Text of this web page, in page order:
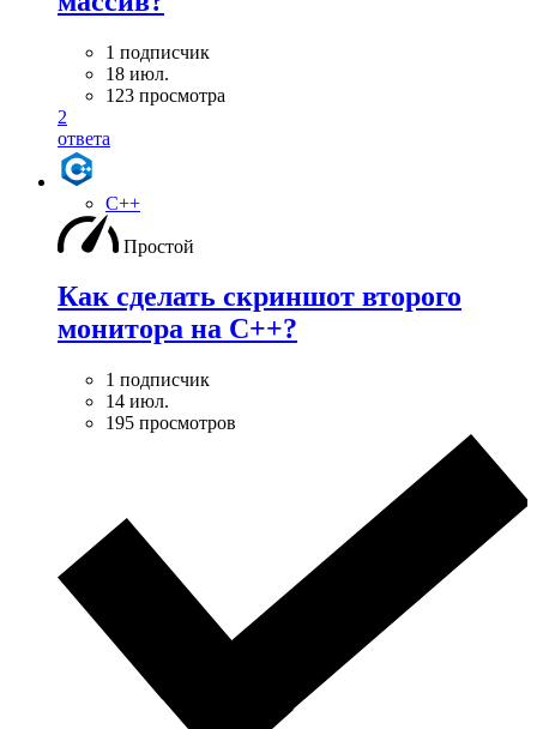
1 подписчик
18 июл.
123 просмотра
2
ответа
C++
Простой
Как сделать скриншот второго
монитора на С++?
1 подписчик
14 июл.
195 просмотров